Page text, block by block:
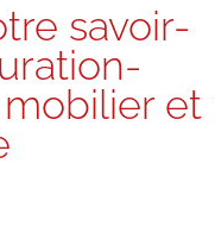
savoir-
et